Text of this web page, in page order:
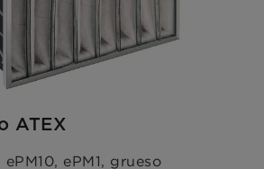
ATEX
ePM1, grueso